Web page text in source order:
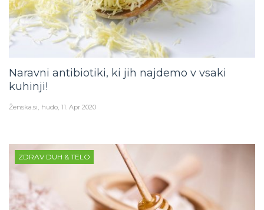
Naravni antibiotiki, ki jih najdemo v vsaki
kuhinji!
Ženska.si hudo 11. Apr 2020
ZDRAV DUH & TELO